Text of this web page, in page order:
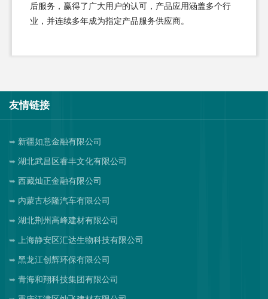
后服务，赢得了广大用户的认可，产品应用涵盖多个行
业，并连续多年成为指定产品服务供应商。
友情链接
新疆如意金融有限公司
湖北武昌区睿丰文化有限公司
西藏灿正金融有限公司
内蒙古杉隆汽车有限公司
湖北荆州高峰建材有限公司
上海静安区汇达生物科技有限公司
黑龙江创辉环保有限公司
青海和翔科技集团有限公司